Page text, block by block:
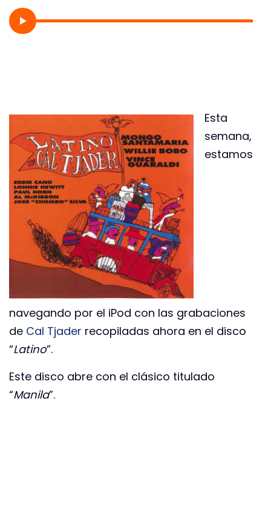
Esta
semana,
estamos
navegando por el iPod con las grabaciones
de Cal Tjader recopiladas ahora en el disco
“Latino”.
Este disco abre con el clásico titulado
“Manila”.